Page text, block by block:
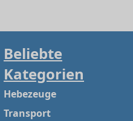
Beliebte
Kategorien
Hebezeuge
Transport